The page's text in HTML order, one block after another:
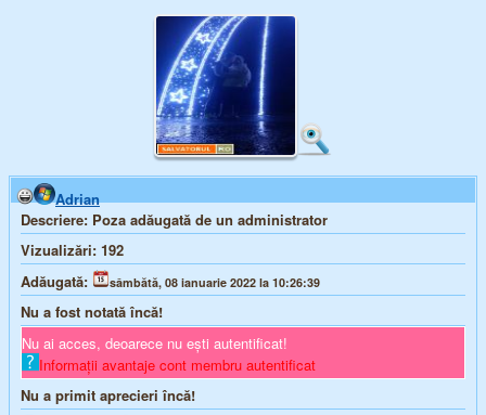
Adrian
Descriere: Poza adăugată de un administrator
Vizualizări: 192
Adăugată:
sâmbătă, 08 ianuarie 2022 la 10:26:39
Nu a fost notată încă!
Nu ai acces, deoarece nu ești autentificat!
Informații avantaje cont membru autentificat
Nu a primit aprecieri încă!